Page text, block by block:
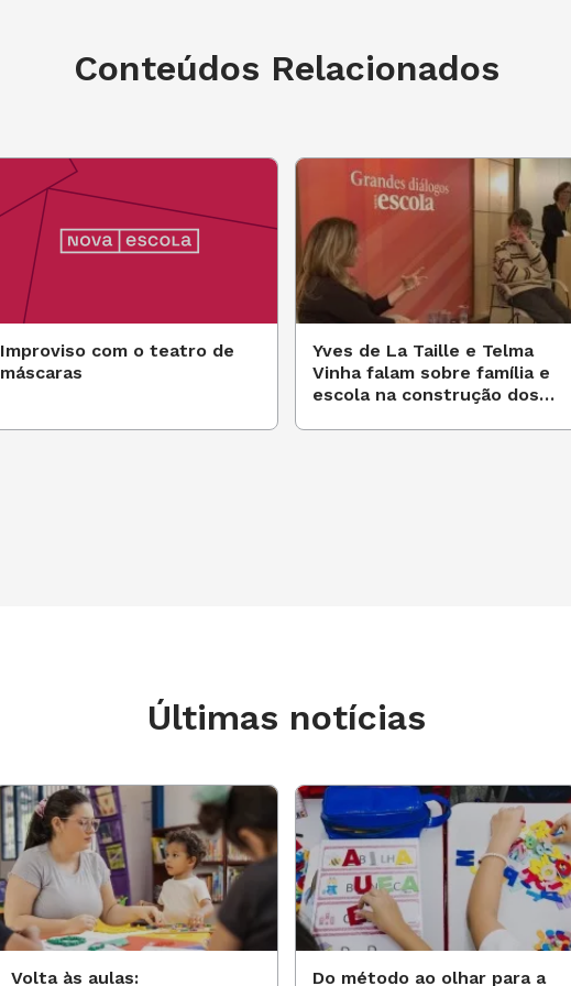
Conteúdos Relacionados
Improviso com o teatro de
máscaras
Yves de La Taille e Telma
Vinha falam sobre família e
escola na construção dos
Últimas notícias
Volta às aulas:
Do método ao olhar para a